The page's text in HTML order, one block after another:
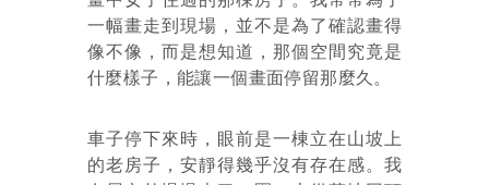
一幅畫走到現場，並不是為了確認畫得
像不像，而是想知道，那個空間究竟是
什麼樣子，能讓一個畫面停留那麼久。
車子停下來時，眼前是一棟立在山坡上
的老房子，安靜得幾乎沒有存在感。我